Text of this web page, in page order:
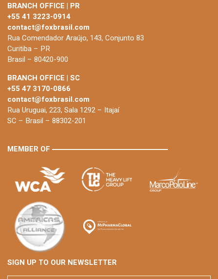
BRANCH OFFICE | PR
+55 41 3223-0914
contact@foxbrasil.com
Rua Comendador Araújo, 143, Conjunto 83
Curitiba – PR
Brasil – 80420-900
BRANCH OFFICE | SC
+55 47 3170-0866
contact@foxbrasil.com
Rua Uruguai, 223, Sala 1292 – Itajaí
SC – Brasil – 88302-201
MEMBER OF
SIGN UP TO OUR NEWSLETTER